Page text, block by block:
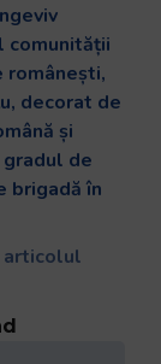
comunității
românești,
decorat de
și
de
brigadă în